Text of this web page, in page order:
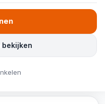
bekijken